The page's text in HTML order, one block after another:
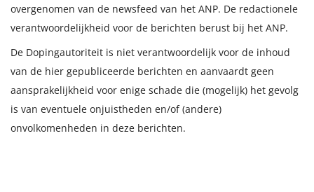
overgenomen van de newsfeed van het ANP. De redactionele
verantwoordelijkheid voor de berichten berust bij het ANP.
De Dopingautoriteit is niet verantwoordelijk voor de inhoud
van de hier gepubliceerde berichten en aanvaardt geen
aansprakelijkheid voor enige schade die (mogelijk) het gevolg
is van eventuele onjuistheden en/of (andere)
onvolkomenheden in deze berichten.